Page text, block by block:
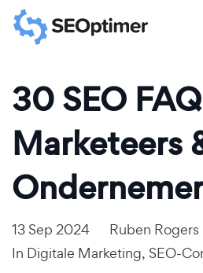
30 SEO
Marketeers
13 Sep 2024
Ruben Rogers
In Digitale Marketing, SEO-